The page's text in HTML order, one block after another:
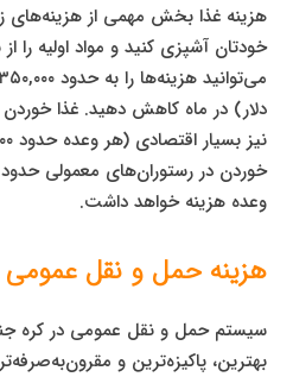
هزینه غذا بخش مهمی از هزینه‌های
خودتان آشپزی کنید و مواد اولیه را
دلار) در ماه کاهش دهید. غذا
وعده هزینه خواهد داشت.
هزینه حمل و نقل عمومی
سیستم حمل و نقل عمومی در کره
بهترین، پاکیزه‌ترین و